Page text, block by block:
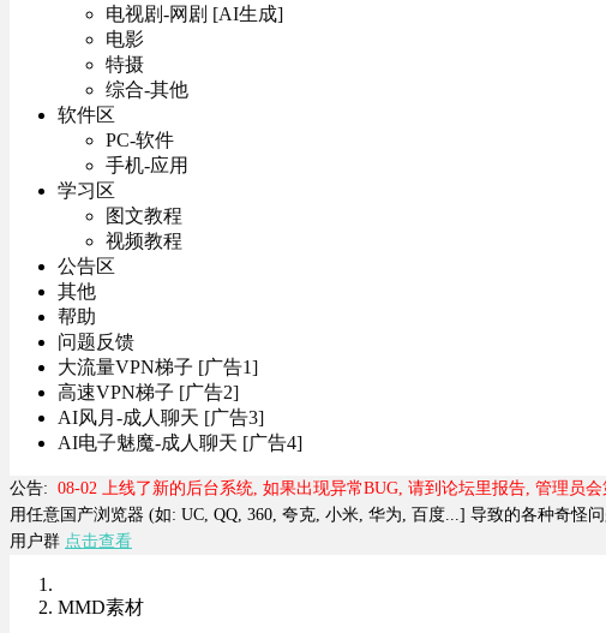
电视剧-网剧 [AI生成]
电影
特摄
综合-其他
软件区
PC-软件
手机-应用
学习区
图文教程
视频教程
公告区
其他
帮助
问题反馈
大流量VPN梯子 [广告1]
高速VPN梯子 [广告2]
AI风月-成人聊天 [广告3]
AI电子魅魔-成人聊天 [广告4]
公告: 08-02 上线了新的后台系统, 如果出现异常BUG, 请到论坛里报告, 管理员
用任意国产浏览器 (如: UC, QQ, 360, 夸克, 小米, 华为, 百度...] 导致的各种奇怪
用户群 点击查看
MMD素材